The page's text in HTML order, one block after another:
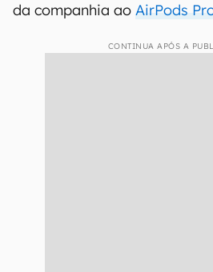
da companhia ao AirPods
CONTINUA APÓS A